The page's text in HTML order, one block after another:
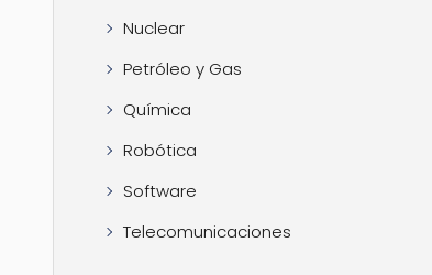
Nuclear
Petróleo y Gas
Química
Robótica
Software
Telecomunicaciones